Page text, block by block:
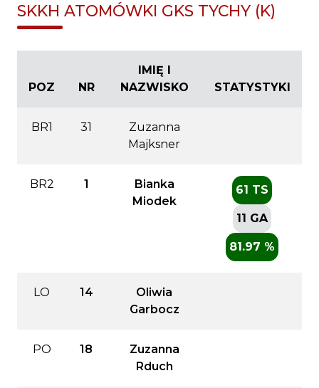
SKKH ATOMÓWKI GKS TYCHY (K)
POZ NR
IMIĘ I
NAZWISKO
STATYSTYKI
BR1 31
Zuzanna
Majksner
BR2 1
Bianka
Miodek
61 TS
11 GA
81.97 %
LO 14
Oliwia
Garbocz
PO 18
Zuzanna
Rduch